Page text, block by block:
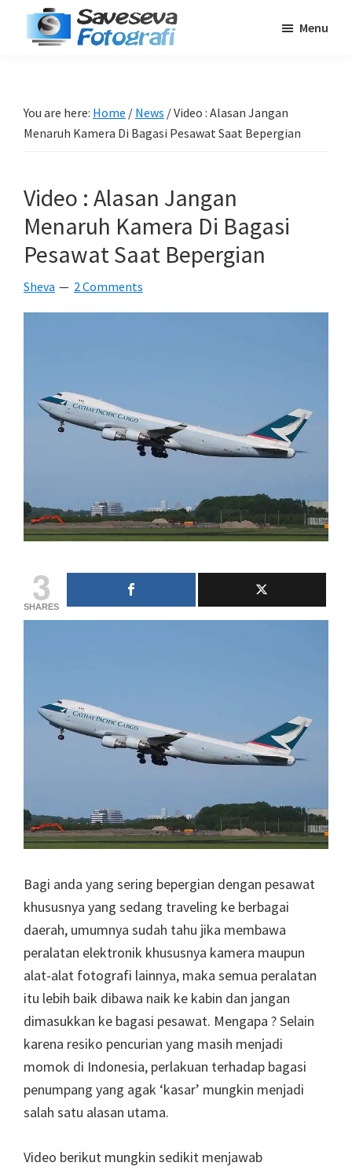
Pemula
-
Tutorial
-
Berita
-
Traveling
Menu
You are here: Home / News /Video : Alasan Jangan
Menaruh Kamera Di Bagasi Pesawat Saat Bepergian
Video : Alasan Jangan
Menaruh Kamera Di Bagasi
Pesawat Saat Bepergian
Sheva 2 Comments
3
SHARES
Bagi anda yang sering bepergian dengan pesawat
khususnya yang sedang traveling ke berbagai
daerah, umumnya sudah tahu jika membawa
peralatan elektronik khususnya kamera maupun
alat-alat fotografi lainnya, maka semua peralatan
itu lebih baik dibawa naik ke kabin dan jangan
dimasukkan ke bagasi pesawat. Mengapa ? Selain
karena resiko pencurian yang masih menjadi
momok di Indonesia, perlakuan terhadap bagasi
penumpang yang agak ‘kasar’ mungkin menjadi
salah satu alasan utama.
Video berikut mungkin sedikit menjawab